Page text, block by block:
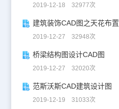
2019-12-18 32977次
建筑装饰CAD图之天花布置
2019-12-27 32948次
桥梁结构图设计CAD图
2019-12-27 32020次
范斯沃斯CAD建筑设计图
2019-12-19 31033次